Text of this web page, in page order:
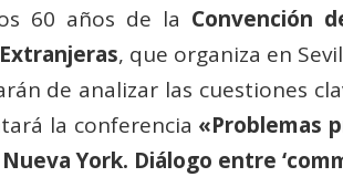
60 años de la Convención
, que organiza en
de analizar las cuestiones
la conferencia «Problemas
York. Diálogo entre